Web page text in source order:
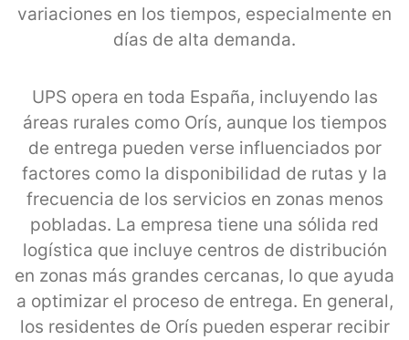
variaciones en los tiempos, especialmente en
días de alta demanda.
UPS opera en toda España, incluyendo las
áreas rurales como Orís, aunque los tiempos
de entrega pueden verse influenciados por
factores como la disponibilidad de rutas y la
frecuencia de los servicios en zonas menos
pobladas. La empresa tiene una sólida red
logística que incluye centros de distribución
en zonas más grandes cercanas, lo que ayuda
a optimizar el proceso de entrega. En general,
los residentes de Orís pueden esperar recibir